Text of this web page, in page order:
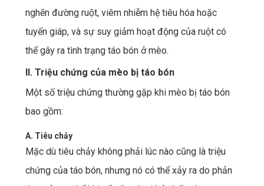
nghẽn đường ruột, viêm nhiễm hệ tiêu hóa hoặc
tuyến giáp, và sự suy giảm hoạt động của ruột có
thể gây ra tình trạng táo bón ở mèo.
II. Triệu chứng của mèo bị táo bón
Một số triệu chứng thường gặp khi mèo bị táo bón
bao gồm:
A. Tiêu chảy
Mặc dù tiêu chảy không phải lúc nào cũng là triệu
chứng của táo bón, nhưng nó có thể xảy ra do phản